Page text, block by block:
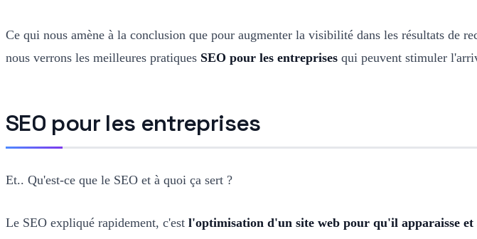
Ce qui nous amène à la conclusion que pour augmenter la visibilité dans les résultats de
nous verrons les meilleures pratiques SEO pour les entreprises qui peuvent stimuler
SEO pour les entreprises
Et.. Qu'est-ce que le SEO et à quoi ça sert ?
Le SEO expliqué rapidement, c'est l'optimisation d'un site web pour qu'il apparaisse et